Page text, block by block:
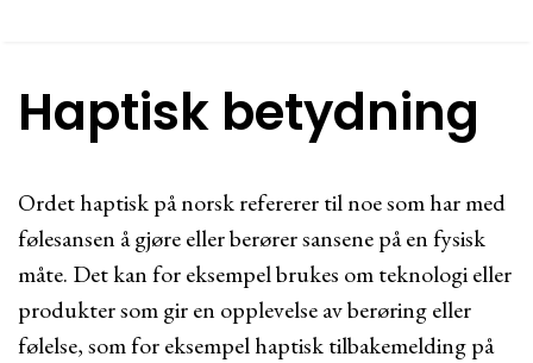
Haptisk betydning
Ordet haptisk på norsk refererer til noe som har med
følesansen å gjøre eller berører sansene på en fysisk
måte. Det kan for eksempel brukes om teknologi eller
produkter som gir en opplevelse av berøring eller
følelse, som for eksempel haptisk tilbakemelding på